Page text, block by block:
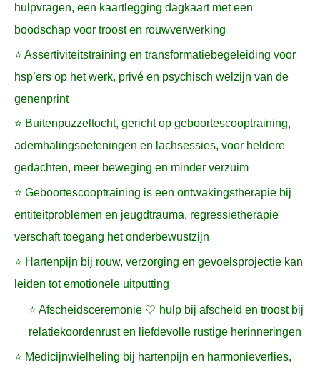
hulpvragen, een kaartlegging dagkaart met een
boodschap voor troost en rouwverwerking
⭐ Assertiviteitstraining en transformatiebegeleiding voor
hsp’ers op het werk, privé en psychisch welzijn van de
genenprint
⭐ Buitenpuzzeltocht, gericht op geboortescooptraining,
ademhalingsoefeningen en lachsessies, voor heldere
gedachten, meer beweging en minder verzuim
⭐ Geboortescooptraining is een ontwakingstherapie bij
entiteitproblemen en jeugdtrauma, regressietherapie
verschaft toegang het onderbewustzijn
⭐ Hartenpijn bij rouw, verzorging en gevoelsprojectie kan
leiden tot emotionele uitputting
⭐ Afscheidsceremonie 🤍 hulp bij afscheid en troost bij
relatiekoordenrust en liefdevolle rustige herinneringen
⭐ Medicijnwielheling bij hartenpijn en harmonieverlies,